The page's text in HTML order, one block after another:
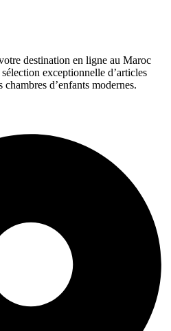
destination en ligne au Maroc
exceptionnelle d’articles
chambres d’enfants modernes.